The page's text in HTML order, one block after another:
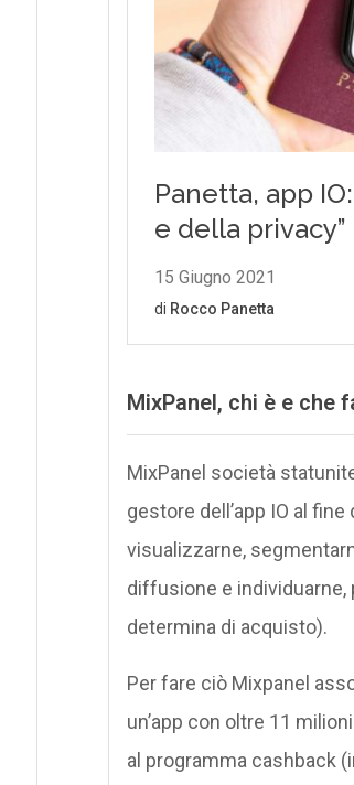
MixPanel, chi è e che
MixPanel società
gestore dell’app IO al
visualizzarne,
diffusione e individuarne,
determina di acquisto).
Per fare ciò Mixpanel
un’app con oltre 11
al programma cashback